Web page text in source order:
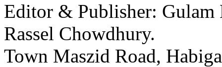
Editor & Publisher: Gulam
Rassel Chowdhury.
Town Maszid Road,